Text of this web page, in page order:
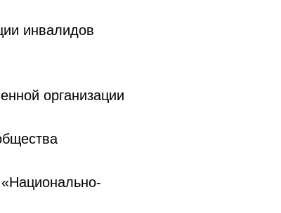
инвалидов
организации